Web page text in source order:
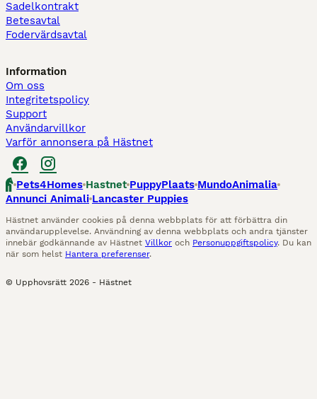
Sadelkontrakt
Betesavtal
Fodervärdsavtal
Information
Om oss
Integritetspolicy
Support
Användarvillkor
Varför annonsera på Hästnet
Pets4Homes Hastnet PuppyPlaats MundoAnimalia
Annunci Animali Lancaster Puppies
Hästnet använder cookies på denna webbplats för att förbättra din
användarupplevelse. Användning av denna webbplats och andra tjänster
innebär godkännande av Hästnet Villkor och Personuppgiftspolicy. Du kan
när som helst Hantera preferenser.
© Upphovsrätt 2026 - Hästnet